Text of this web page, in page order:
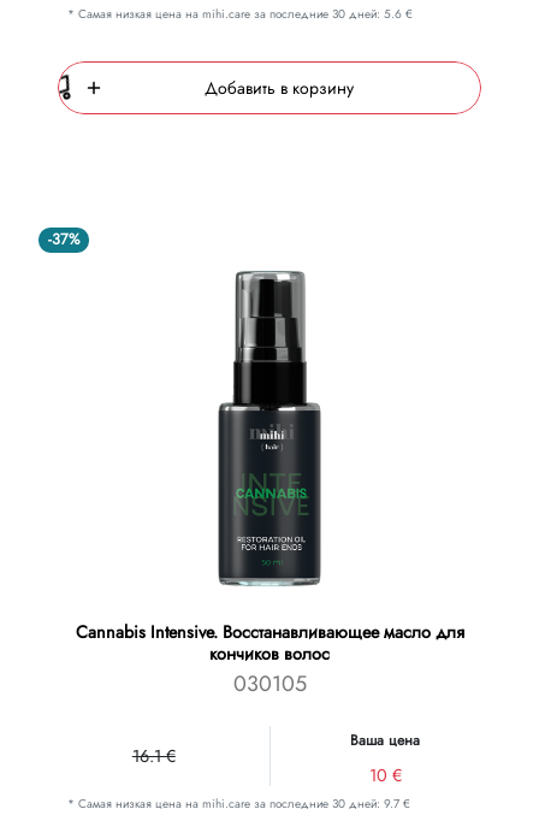
* Самая низкая цена на mihi.care за последние 30 дней: 5.6 €
Добавить в корзину
-37%
Cannabis Intensive. Восстанавливающее масло для
кончиков волос
030105
16.1 €
Ваша цена
10 €
* Самая низкая цена на mihi.care за последние 30 дней: 9.7 €